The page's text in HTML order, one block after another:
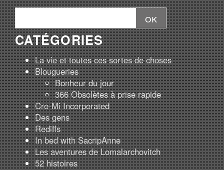
CATÉGORIES
La vie et toutes ces sortes de choses
Blougueries
Bonheur du jour
366 Obsolètes à prise rapide
Cro-Mi Incorporated
Des gens
Rediffs
In bed with SacripAnne
Les aventures de Lomalarchovitch
52 histoires